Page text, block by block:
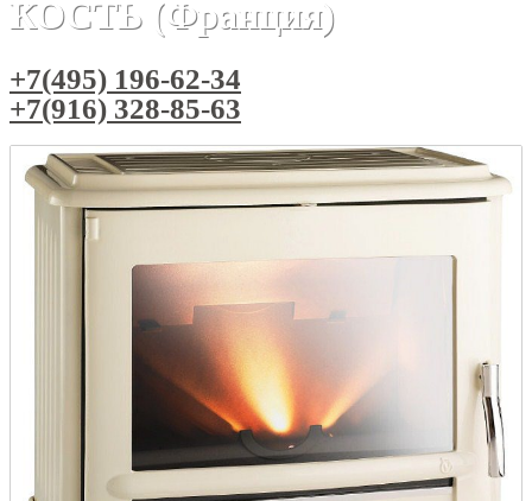
КОСТЬ (Франция)
+7(495) 196-62-34
+7(916) 328-85-63